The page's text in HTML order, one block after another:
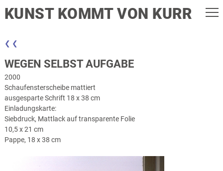
KUNST KOMMT VON KURR
❮ ❮
WEGEN SELBST AUFGABE
2000
Schaufensterscheibe mattiert
ausgesparte Schrift 18 x 38 cm
Einladungskarte:
Siebdruck, Mattlack auf transparente Folie
10,5 x 21 cm
Pappe, 18 x 38 cm